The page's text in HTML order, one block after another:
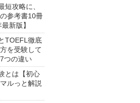
短攻略に、
参考書10冊
新版】
TOEFL徹底
を受験して
つの違い
とは【初心
ルっと解説